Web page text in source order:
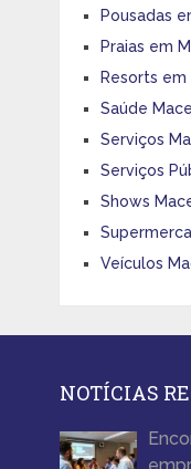
Pousadas
Praias em
Resorts em
Saúde
Serviços
Serviços
Shows
Veículos
NOTÍCIAS